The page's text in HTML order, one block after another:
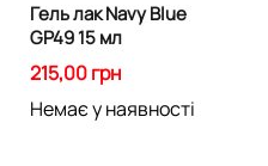
Гель лак Navy Blue
GP49 15 мл
215,00 грн
Немає у наявності